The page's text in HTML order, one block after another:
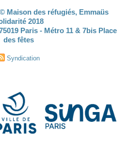
Maison des réfugiés, Emmaüs
2018
Paris - Métro 11 & 7bis Place
des fêtes
Syndication